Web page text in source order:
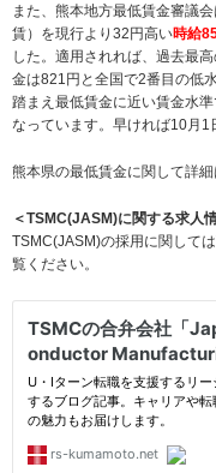
また、熊本地方最低賃金審議
賃）を現行より32円高い時給
した。適用されれば、過去最
金は821円と全国で2番目の低
踏まえ最低賃金に近い賃金水
なっています。早ければ10月1
熊本県の最低賃金に関して詳細
＜TSMC(JASM)に関する求人
TSMC(JASM)の採用に関して
覧ください。